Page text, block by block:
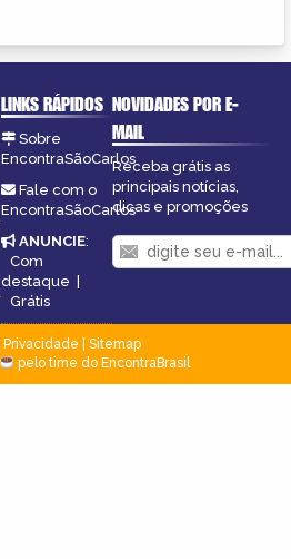
LINKS RÁPIDOS
Sobre
EncontraSãoCarlos
Fale com o
EncontraSãoCarlos
ANUNCIE:
Com
destaque |
Grátis
NOVIDADES POR E-
MAIL
Receba grátis as
principais notícias,
dicas e promoções
Privacidade
Sitemap
pelo time do EncontraBrasil